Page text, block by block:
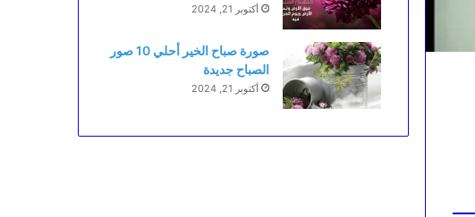
أكتوبر 21, 2024
صورة صباح الخير أحلي 10 صور
الصباح جديدة
أكتوبر 21, 2024